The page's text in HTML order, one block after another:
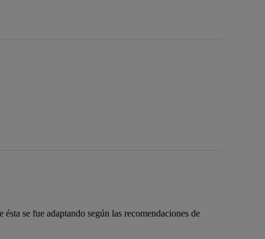
se fue adaptando según las recomendaciones de